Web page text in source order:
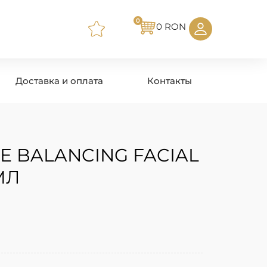
0 RON
0
Доставка и оплата Контакты
BALANCING FACIAL